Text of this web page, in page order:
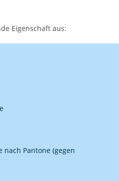
Eigenschaft aus:
Pantone (gegen